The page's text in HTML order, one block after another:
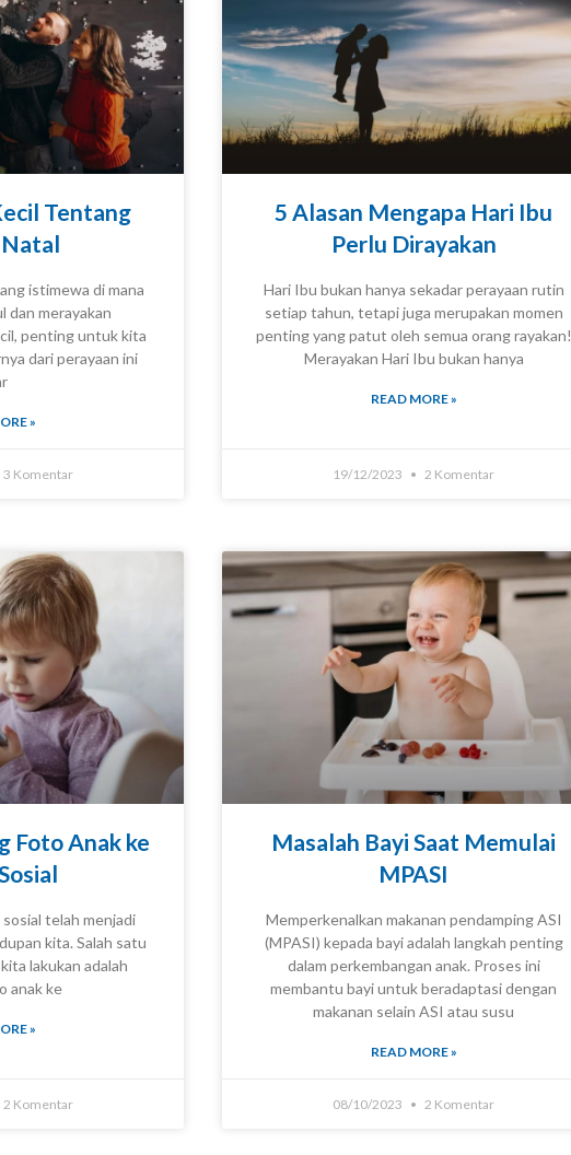
Tentang
istimewa di mana
dan merayakan
penting untuk kita
dari perayaan ini
»
3 Komentar
5 Alasan Mengapa Hari Ibu
Perlu Dirayakan
Hari Ibu bukan hanya sekadar perayaan rutin
setiap tahun, tetapi juga merupakan momen
penting yang patut oleh semua orang rayakan!
Merayakan Hari Ibu bukan hanya
READ MORE »
19/12/2023 2 Komentar
TIPS DAN TRIK
Foto Anak ke
telah menjadi
kita. Salah satu
lakukan adalah
anak ke
»
2 Komentar
KNOWLEDGE
Masalah Bayi Saat Memulai
MPASI
Memperkenalkan makanan pendamping ASI
(MPASI) kepada bayi adalah langkah penting
dalam perkembangan anak. Proses ini
membantu bayi untuk beradaptasi dengan
makanan selain ASI atau susu
READ MORE »
08/10/2023 2 Komentar
KNOWLEDGE KNOWLEDGE